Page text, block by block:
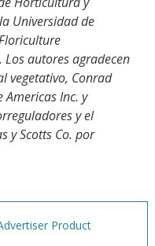
Universidad de
autores agradecen
vegetativo, Conrad
Americas Inc. y
y el
y Scotts Co. por